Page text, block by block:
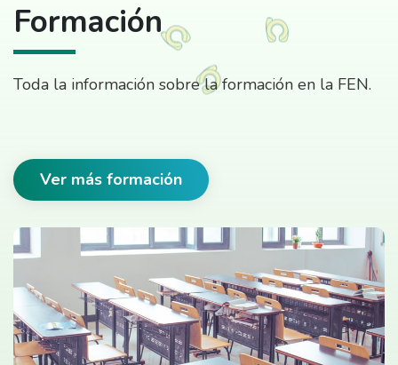
Formación
Toda la información sobre la formación en la FEN.
Ver más formación